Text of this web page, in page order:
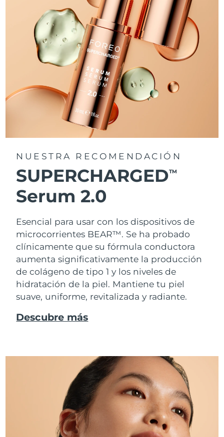
NUESTRA RECOMENDACIÓN
SUPERCHARGEDTM
Serum 2.0
Esencial para usar con los dispositivos de
microcorrientes BEAR™. Se ha probado
clínicamente que su fórmula conductora
aumenta significativamente la producción
de colágeno de tipo 1 y los niveles de
hidratación de la piel. Mantiene tu piel
suave, uniforme, revitalizada y radiante.
Descubre más